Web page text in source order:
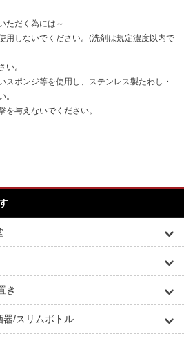
ただく為には～
用しないでください。(洗剤は規定濃度以内で
い。
スポンジ等を使用し、ステンレス製たわし・
。
を与えないでください。
き
器/スリムボトル